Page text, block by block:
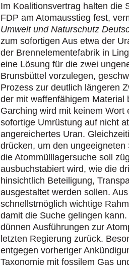
Im Koalitionsvertrag halten die
FDP am Atomausstieg fest,
Umwelt und Naturschutz
zum sofortigen Aus etwa der
der Brennelementefabrik in
eine Lösung für die zwei
Brunsbüttel vorzulegen,
Prozess zur deutlich längeren
der mit waffenfähigem Material
Garching wird mit keinem
sofortige Umrüstung auf nicht
angereichertes Uran.
drücken, um den
die Atommülllagersuche soll
ausbuchstabiert wird, wie die
hinsichtlich Beteiligung,
ausgestaltet werden sollen.
schnellstmöglich wichtige
damit die Suche gelingen
dünnen Ausführungen zur
letzten Regierung zurück.
entgegen vorheriger
Taxonomie mit fossilem Gas